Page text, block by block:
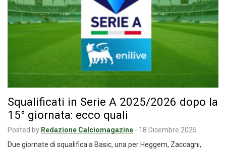
Squalificati in Serie A 2025/2026 dopo la
15° giornata: ecco quali
Posted by Redazione Calciomagazine - 18 Dicembre 2025
Due giornate di squalifica a Basic, una per Heggem, Zaccagni,